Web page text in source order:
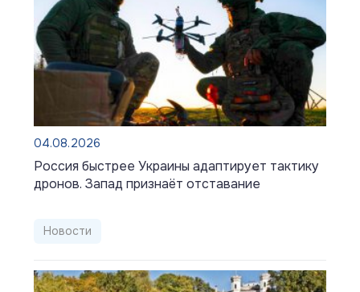
04.08.2026
Россия быстрее Украины адаптирует тактику
дронов. Запад признаёт отставание
Новости